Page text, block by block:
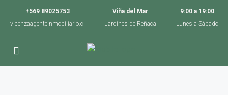
+569 89025753
vicenzaagenteinmobiliario.cl
Viña del Mar
Jardines de Reñaca
9:00 a 19:00
Lunes a Sábado